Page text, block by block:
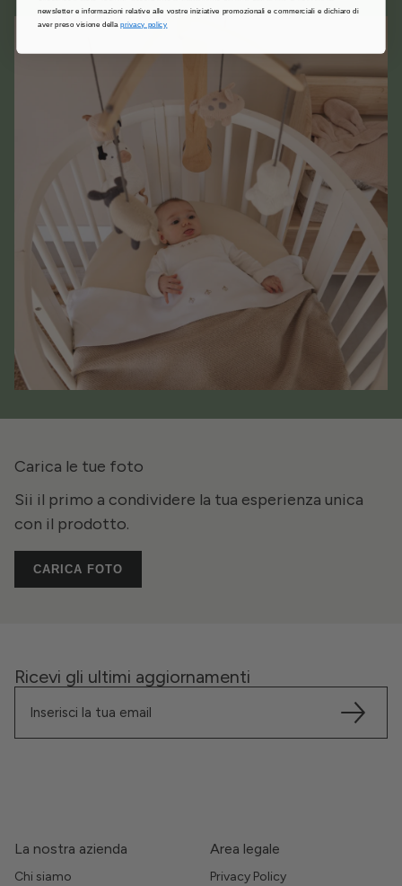
Carica le tue foto
Sii il primo a condividere la tua esperienza unica
con il prodotto.
CARICA FOTO
Ricevi gli ultimi aggiornamenti
La nostra azienda
Chi siamo
Area legale
Privacy Policy
newsletter e informazioni relative alle vostre iniziative promozionali e commerciali e dichiaro di
aver preso visione dellaprivacy policy